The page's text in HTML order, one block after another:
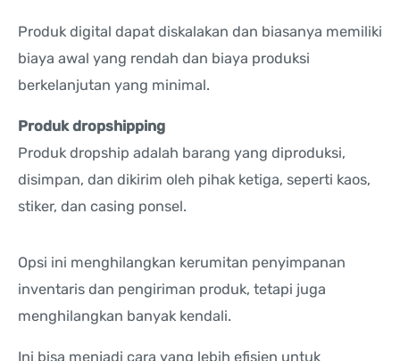
Produk digital dapat diskalakan dan biasanya memiliki
biaya awal yang rendah dan biaya produksi
berkelanjutan yang minimal.
Produk dropshipping
Produk dropship adalah barang yang diproduksi,
disimpan, dan dikirim oleh pihak ketiga, seperti kaos,
stiker, dan casing ponsel.
Opsi ini menghilangkan kerumitan penyimpanan
inventaris dan pengiriman produk, tetapi juga
menghilangkan banyak kendali.
Ini bisa menjadi cara yang lebih efisien untuk